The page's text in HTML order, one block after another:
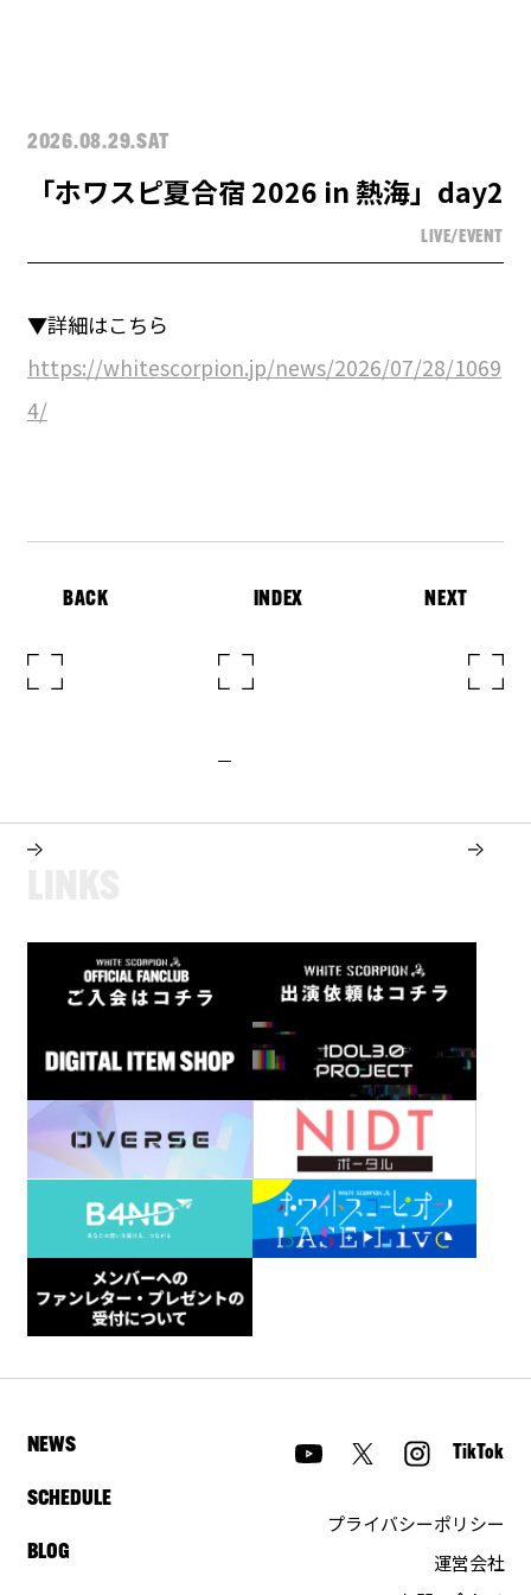
2026.08.29.SAT
「ホワスピ夏合宿 2026 in 熱海」day2
LIVE/EVENT
▼詳細はこちら
https://whitescorpion.jp/news/2026/07/28/1069
4/
BACK INDEX NEXT
NEWS
SCHEDULE
BLOG
TikTok
プライバシーポリシー
運営会社